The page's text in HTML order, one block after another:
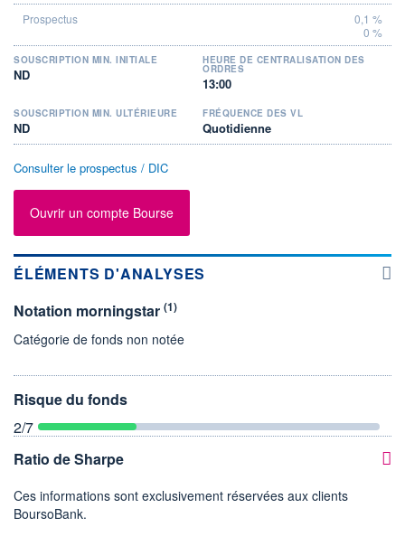
0,1 %
0 %
SOUSCRIPTION MIN. INITIALE
ND
HEURE DE CENTRALISATION DES
ORDRES
13:00
SOUSCRIPTION MIN. ULTÉRIEURE
ND
FRÉQUENCE DES VL
Quotidienne
Consulter le prospectus / DIC
Ouvrir un compte Bourse
ÉLÉMENTS D'ANALYSES
Notation morningstar (1)
Catégorie de fonds non notée
Risque du fonds
2/7
Ratio de Sharpe
Ces informations sont exclusivement réservées aux clients
BoursoBank.